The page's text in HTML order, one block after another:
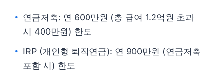
연금저축: 연 600만원 (총 급여 1.2억원 초과
시 400만원) 한도
IRP (개인형 퇴직연금): 연 900만원 (연금저축
포함 시) 한도